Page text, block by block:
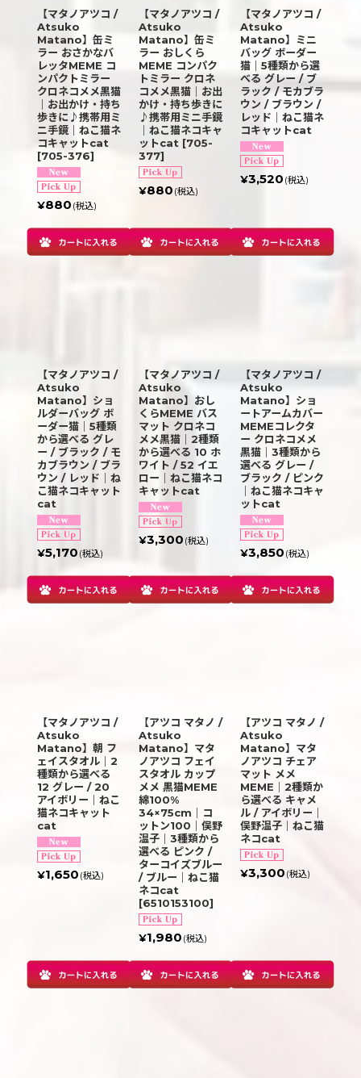
【マタノアツコ /
Atsuko
Matano】缶ミ
ラー おさかなバ
レッタMEME コ
ンパクトミラー
クロネコメメ黒猫
｜お出かけ・持ち
歩きに♪携帯用ミ
ニ手鏡｜ねこ猫ネ
コキャットcat
[705-376]
¥880 (税込)
【マタノアツコ /
Atsuko
Matano】缶ミ
ラー おしくら
MEME コンパク
トミラー クロネ
コメメ黒猫｜お出
かけ・持ち歩きに
♪携帯用ミニ手鏡
｜ねこ猫ネコキャ
ットcat [705-
377]
¥880 (税込)
【マタノアツコ /
Atsuko
Matano】ミニ
バッグ ボーダー
猫｜5種類から選
べる グレー / ブ
ラック / モカブラ
ウン / ブラウン /
レッド｜ねこ猫ネ
コキャットcat
¥3,520 (税込)
【マタノアツコ /
Atsuko
Matano】ショ
ルダーバッグ ボ
ーダー猫｜5種類
から選べる グレ
ー / ブラック / モ
カブラウン / ブラ
ウン / レッド｜ね
こ猫ネコキャット
cat
¥5,170 (税込)
【マタノアツコ /
Atsuko
Matano】おし
くらMEME バス
マット クロネコ
メメ黒猫｜2種類
から選べる 10 ホ
ワイト / 52 イエ
ロー｜ねこ猫ネコ
キャットcat
¥3,300 (税込)
【マタノアツコ /
Atsuko
Matano】ショ
ートアームカバー
MEMEコレクタ
ー クロネコメメ
黒猫｜3種類から
選べる グレー /
ブラック / ピンク
｜ねこ猫ネコキャ
ットcat
¥3,850 (税込)
【マタノアツコ /
Atsuko
Matano】朝 フ
ェイスタオル｜2
種類から選べる
12 グレー / 20
アイボリー｜ねこ
猫ネコキャット
cat
¥1,650 (税込)
【アツコ マタノ /
Atsuko
Matano】マタ
ノアツコ フェイ
スタオル カップ
メメ 黒猫MEME
綿100%
34×75cm｜コ
ットン100｜俣野
温子｜3種類から
選べる ピンク /
ターコイズブルー
/ ブルー｜ねこ猫
ネコcat
[6510153100]
¥1,980 (税込)
【アツコ マタノ /
Atsuko
Matano】マタ
ノアツコ チェア
マット メメ
MEME｜2種類か
ら選べる キャメ
ル / アイボリー｜
俣野温子｜ねこ猫
ネコcat
¥3,300 (税込)